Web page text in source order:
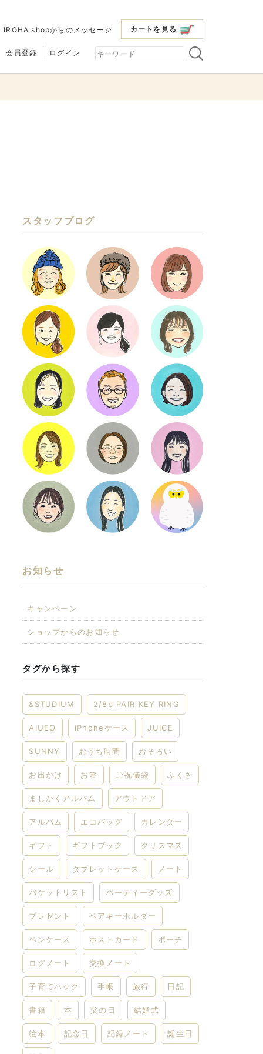
カートを見る
IROHA shopからのメッセージ
会員登録 ログイン
スタッフブログ
お知らせ
キャンペーン
ショップからのお知らせ
タグから探す
&STUDIUM 2/8b PAIR KEY RING
AIUEO iPhoneケース JUICE
SUNNY おうち時間 おそろい
お出かけ お箸 ご祝儀袋 ふくさ
ましかくアルバム アウトドア
アルバム エコバッグ カレンダー
ギフト ギフトブック クリスマス
シール タブレットケース ノート
バケットリスト パーティーグッズ
プレゼント ペアキーホルダー
ペンケース ポストカード ポーチ
ログノート 交換ノート
子育てハック 手帳 旅行 日記
書籍 本 父の日 結婚式
絵本 記念日 記録ノート 誕生日